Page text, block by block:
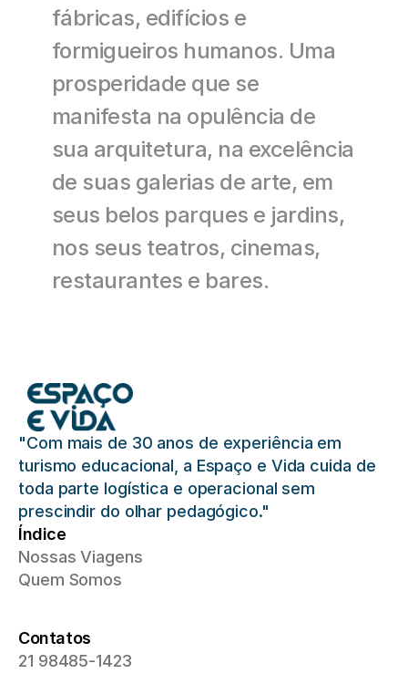
fábricas, edifícios e
formigueiros humanos. Uma
prosperidade que se
manifesta na opulência de
sua arquitetura, na excelência
de suas galerias de arte, em
seus belos parques e jardins,
nos seus teatros, cinemas,
restaurantes e bares.
"Com mais de 30 anos de experiência em
turismo educacional, a Espaço e Vida cuida de
toda parte logística e operacional sem
prescindir do olhar pedagógico."
Índice
Nossas Viagens
Quem Somos
Contatos
21 98485-1423